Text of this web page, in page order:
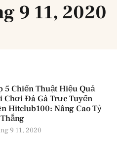
9 11, 2020
5 Chiến Thuật Hiệu Quả
Chơi Đá Gà Trực Tuyến
Hitclub100: Nâng Cao Tỷ
9 11, 2020